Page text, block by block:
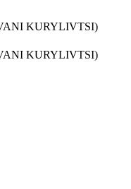
KURYLIVTSI)
KURYLIVTSI)